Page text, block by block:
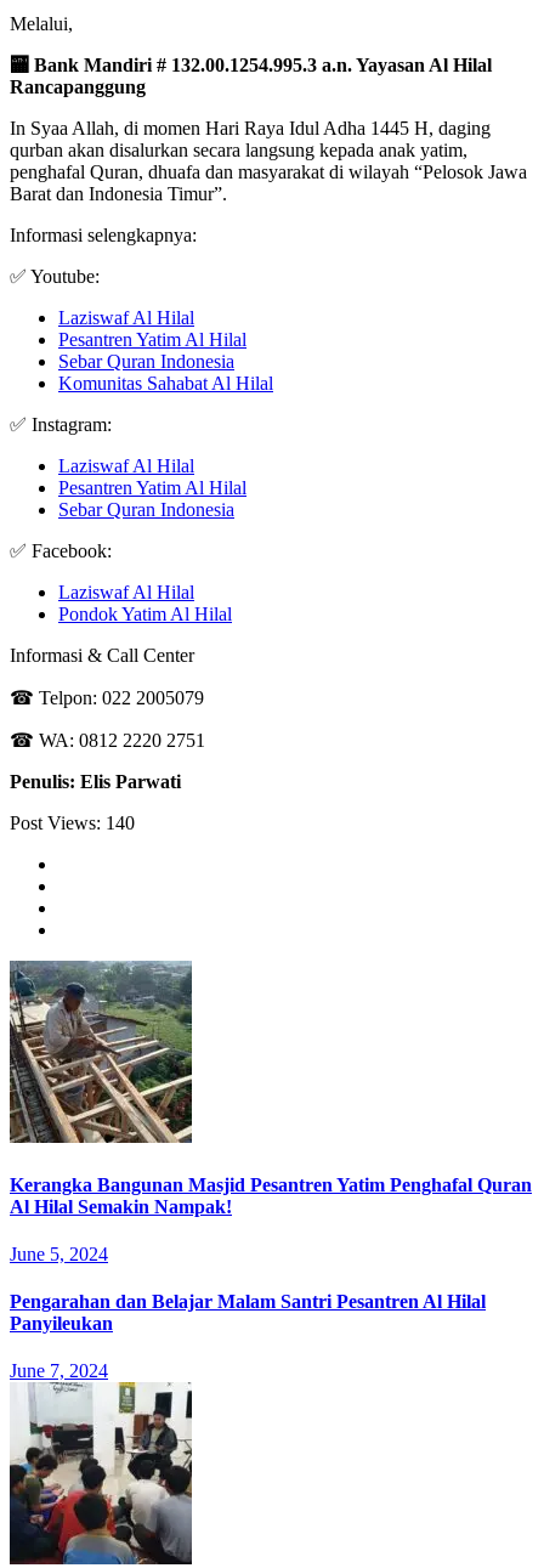
Melalui,
🏧 Bank Mandiri # 132.00.1254.995.3 a.n. Yayasan Al Hilal
Rancapanggung
In Syaa Allah, di momen Hari Raya Idul Adha 1445 H, daging
qurban akan disalurkan secara langsung kepada anak yatim,
penghafal Quran, dhuafa dan masyarakat di wilayah “Pelosok Jawa
Barat dan Indonesia Timur”.
Informasi selengkapnya:
✅ Youtube:
Laziswaf Al Hilal
Pesantren Yatim Al Hilal
Sebar Quran Indonesia
Komunitas Sahabat Al Hilal
✅ Instagram:
Laziswaf Al Hilal
Pesantren Yatim Al Hilal
Sebar Quran Indonesia
✅ Facebook:
Laziswaf Al Hilal
Pondok Yatim Al Hilal
Informasi & Call Center
☎ Telpon: 022 2005079
☎ WA: 0812 2220 2751
Penulis: Elis Parwati
Post Views: 140
Kerangka Bangunan Masjid Pesantren Yatim Penghafal Quran
Al Hilal Semakin Nampak!
June 5, 2024
Pengarahan dan Belajar Malam Santri Pesantren Al Hilal
Panyileukan
June 7, 2024